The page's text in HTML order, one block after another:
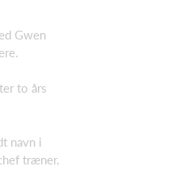
Gwen
to års
navn i
træner.